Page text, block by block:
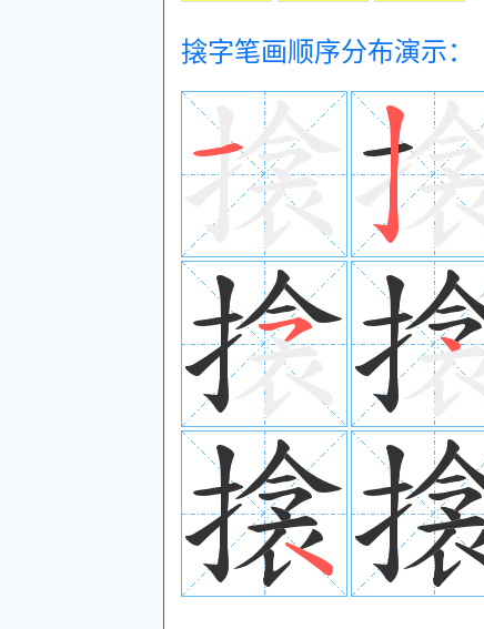
搇字笔画顺序分布演示：